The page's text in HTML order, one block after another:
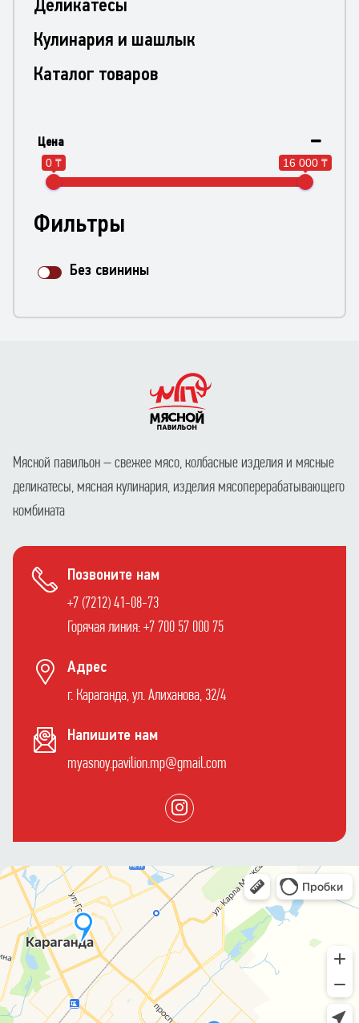
Кулинария и шашлык
Каталог товаров
Цена
0 ₸ 16 000 ₸
Фильтры
Без свинины
Мясной павильон – свежее мясо, колбасные изделия и мясные
деликатесы, мясная кулинария, изделия мясоперерабатывающего
комбината
Позвоните нам
+7 (7212) 41-08-73
Горячая линия: +7 700 57 000 75
Адрес
г. Караганда, ул. Алиханова, 32/4
Напишите нам
myasnoy.pavilion.mp@gmail.com